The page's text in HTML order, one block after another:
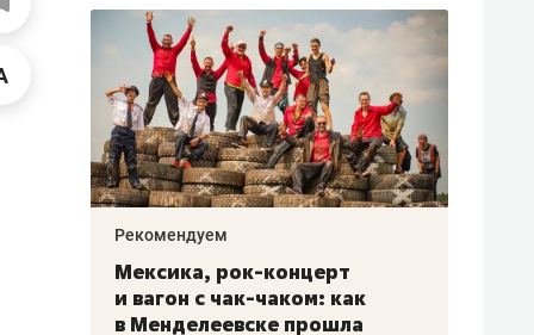
рок-концерт
с чак-чаком: как
прошла
«Прорывы
30 метров»: как
лечит подземные